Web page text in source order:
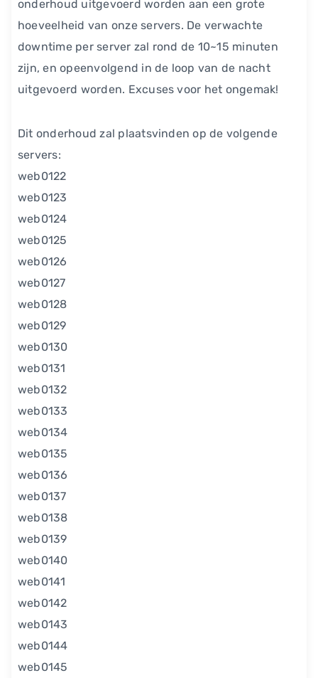
onderhoud uitgevoerd worden aan een grote
hoeveelheid van onze servers. De verwachte
downtime per server zal rond de 10~15 minuten
zijn, en opeenvolgend in de loop van de nacht
uitgevoerd worden. Excuses voor het ongemak!
Dit onderhoud zal plaatsvinden op de volgende
servers:
web0122
web0123
web0124
web0125
web0126
web0127
web0128
web0129
web0130
web0131
web0132
web0133
web0134
web0135
web0136
web0137
web0138
web0139
web0140
web0141
web0142
web0143
web0144
web0145